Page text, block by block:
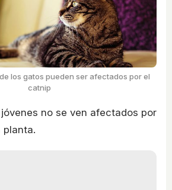
los gatos pueden ser afectados por el
catnip
no se ven afectados por
planta.